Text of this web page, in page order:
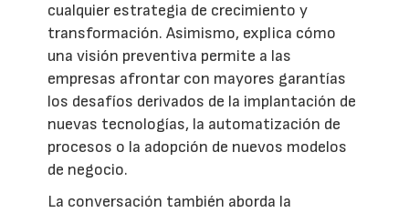
cualquier estrategia de crecimiento y
transformación. Asimismo, explica cómo
una visión preventiva permite a las
empresas afrontar con mayores garantías
los desafíos derivados de la implantación de
nuevas tecnologías, la automatización de
procesos o la adopción de nuevos modelos
de negocio.
La conversación también aborda la